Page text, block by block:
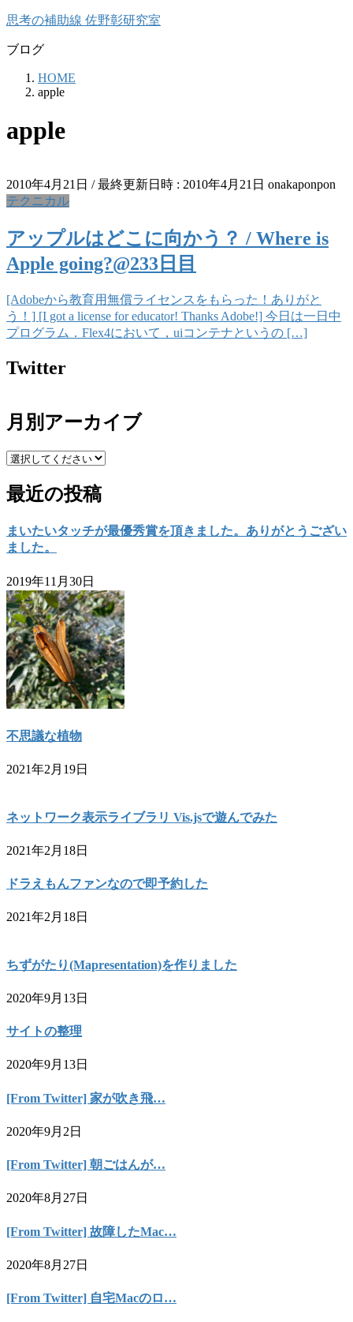
コ
テ
キ
ナ
ゲ
に
思考の補助線 佐野彰研究室
ブログ
HOME
apple
apple
2010年4月21日 / 最終更新日時 : 2010年4月21日 onakaponpon
テクニカル
アップルはどこに向かう？ / Where is
Apple going?@233日目
[Adobeから教育用無償ライセンスをもらった！ありがと
う！] [I got a license for educator! Thanks Adobe!] 今日は一日中
プログラム．Flex4において，uiコンテナというの […]
Twitter
月別アーカイブ
最近の投稿
まいたいタッチが最優秀賞を頂きました。ありがとうござい
ました。
2019年11月30日
不思議な植物
2021年2月19日
ネットワーク表示ライブラリ Vis.jsで遊んでみた
2021年2月18日
ドラえもんファンなので即予約した
2021年2月18日
ちずがたり(Mapresentation)を作りました
2020年9月13日
サイトの整理
2020年9月13日
[From Twitter] 家が吹き飛…
2020年9月2日
[From Twitter] 朝ごはんが…
2020年8月27日
[From Twitter] 故障したMac…
2020年8月27日
[From Twitter] 自宅Macのロ…